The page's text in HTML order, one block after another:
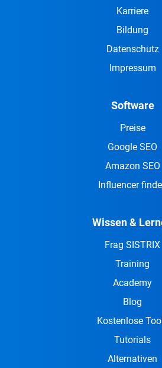
Karriere
Bildung
Datenschutz
Impressum
Software
Preise
Google SEO
Amazon SEO
Influencer
Wissen &
Frag SISTRIX
Training
Academy
Blog
Kostenlose
Tutorials
Alternativen